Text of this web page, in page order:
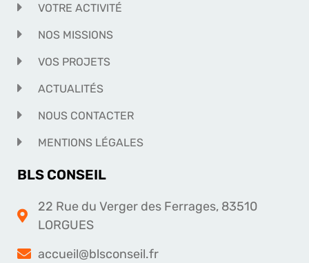
VOTRE ACTIVITÉ
NOS MISSIONS
VOS PROJETS
ACTUALITÉS
NOUS CONTACTER
MENTIONS LÉGALES
BLS CONSEIL
22 Rue du Verger des Ferrages, 83510
LORGUES
accueil@blsconseil.fr